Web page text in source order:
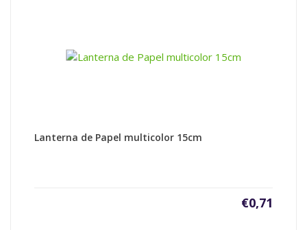
Lanterna de Papel multicolor 15cm
€0,71